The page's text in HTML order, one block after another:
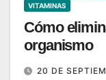
VITAMINAS
Cómo
organismo
20 DE